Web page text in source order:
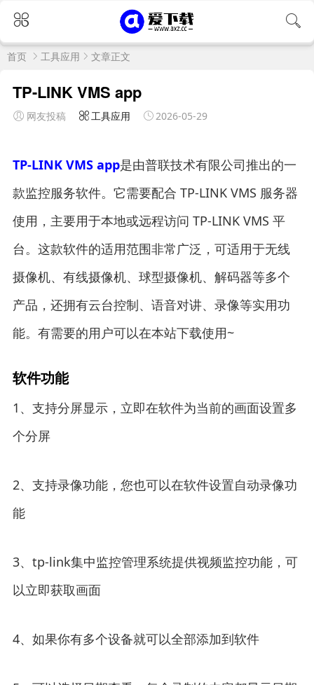
首页 工具应用 文章正文
TP-LINK VMS app
网友投稿 工具应用 2026-05-29
TP-LINK VMS app是由普联技术有限公司推出的一
款监控服务软件。它需要配合 TP-LINK VMS 服务器
使用，主要用于本地或远程访问 TP-LINK VMS 平
台。这款软件的适用范围非常广泛，可适用于无线
摄像机、有线摄像机、球型摄像机、解码器等多个
产品，还拥有云台控制、语音对讲、录像等实用功
能。有需要的用户可以在本站下载使用~
软件功能
1、支持分屏显示，立即在软件为当前的画面设置多
个分屏
2、支持录像功能，您也可以在软件设置自动录像功
能
3、tp-link集中监控管理系统提供视频监控功能，可
以立即获取画面
4、如果你有多个设备就可以全部添加到软件